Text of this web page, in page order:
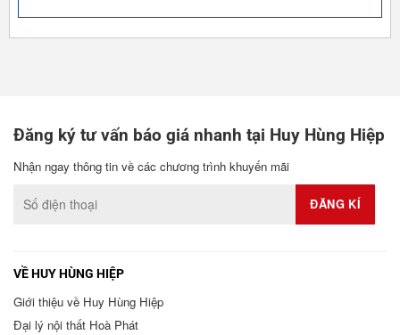
Đăng ký tư vấn báo giá nhanh tại Huy Hùng Hiệp
Nhận ngay thông tin về các chương trình khuyến mãi
VỀ HUY HÙNG HIỆP
Giới thiệu về Huy Hùng Hiệp
Đại lý nội thất Hoà Phát